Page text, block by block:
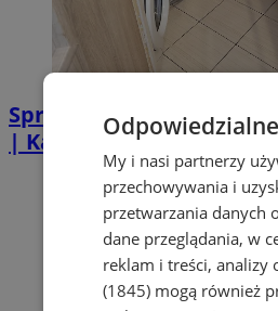
Sprzątanie po zgonie w
| Kastelnik
My i nasi partnerzy
przechowywania i
przetwarzania danych
dane przeglądania, w
reklam i treści, analizy
(1845)mogą również